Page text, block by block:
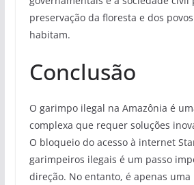
preservação da floresta e dos
habitam.
Conclusão
O garimpo ilegal na Amazônia é
complexa que requer soluções
O bloqueio do acesso à internet
garimpeiros ilegais é um passo
direção. No entanto, é apenas